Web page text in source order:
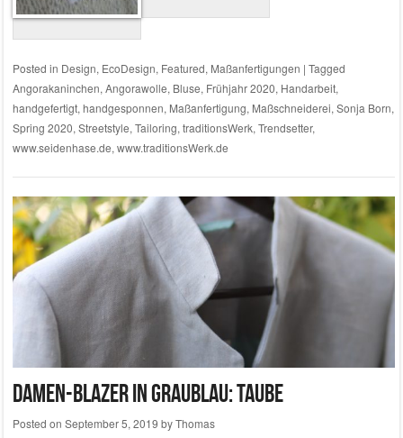
Posted in Design, EcoDesign, Featured, Maßanfertigungen | Tagged
Angorakaninchen, Angorawolle, Bluse, Frühjahr 2020, Handarbeit,
handgefertigt, handgesponnen, Maßanfertigung, Maßschneiderei, Sonja Born,
Spring 2020, Streetstyle, Tailoring, traditionsWerk, Trendsetter,
www.seidenhase.de, www.traditionsWerk.de
Damen-Blazer in graublau: Taube
Posted on September 5, 2019 byThomas